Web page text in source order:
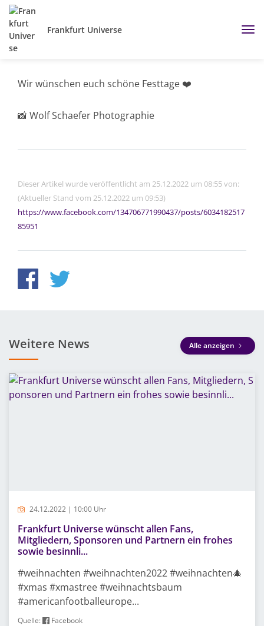
Frankfurt Universe
Wir wünschen euch schöne Festtage ❤️
📸 Wolf Schaefer Photographie
Dieser Artikel wurde veröffentlicht am 25.12.2022 um 08:55 von:
(Aktueller Stand vom 25.12.2022 um 09:53)
https://www.facebook.com/134706771990437/posts/6034182517
85951
Weitere News Alle anzeigen
24.12.2022 | 10:00 Uhr
Frankfurt Universe wünscht allen Fans,
Mitgliedern, Sponsoren und Partnern ein frohes
sowie besinnli...
#weihnachten #weihnachten2022 #weihnachten🎄
#xmas #xmastree #weihnachtsbaum
#americanfootballeurope...
Quelle: Facebook